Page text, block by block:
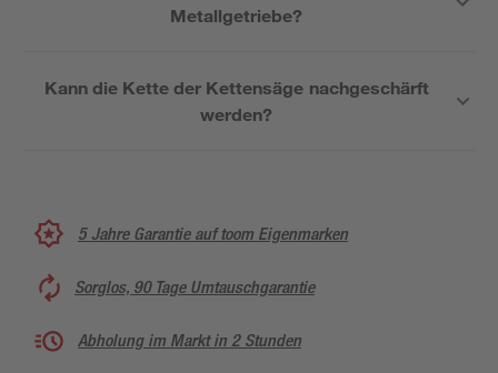
Metallgetriebe?
Kann die Kette der Kettensäge nachgeschärft
werden?
5 Jahre Garantie auf toom Eigenmarken
Sorglos, 90 Tage Umtauschgarantie
Abholung im Markt in 2 Stunden